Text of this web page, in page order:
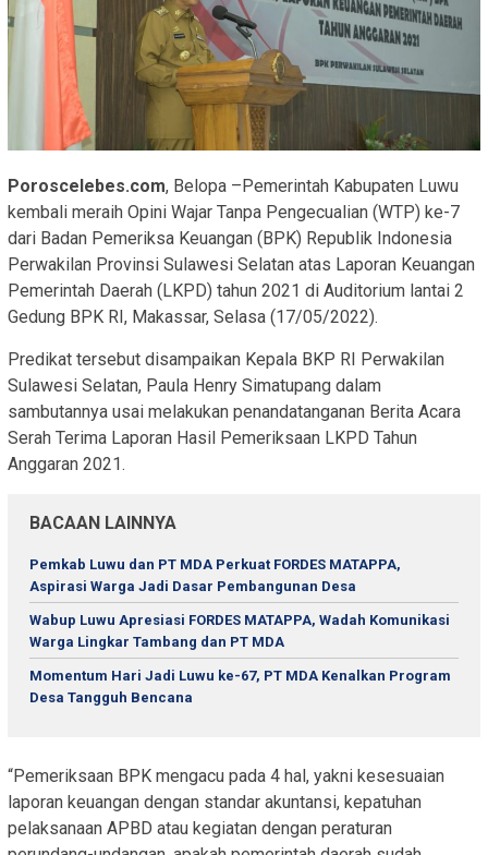
Poroscelebes.com, Belopa –Pemerintah Kabupaten Luwu
kembali meraih Opini Wajar Tanpa Pengecualian (WTP) ke-7
dari Badan Pemeriksa Keuangan (BPK) Republik Indonesia
Perwakilan Provinsi Sulawesi Selatan atas Laporan Keuangan
Pemerintah Daerah (LKPD) tahun 2021 di Auditorium lantai 2
Gedung BPK RI, Makassar, Selasa (17/05/2022).
Predikat tersebut disampaikan Kepala BKP RI Perwakilan
Sulawesi Selatan, Paula Henry Simatupang dalam
sambutannya usai melakukan penandatanganan Berita Acara
Serah Terima Laporan Hasil Pemeriksaan LKPD Tahun
Anggaran 2021.
BACAAN LAINNYA
Pemkab Luwu dan PT MDA Perkuat FORDES MATAPPA,
Aspirasi Warga Jadi Dasar Pembangunan Desa
Wabup Luwu Apresiasi FORDES MATAPPA, Wadah Komunikasi
Warga Lingkar Tambang dan PT MDA
Momentum Hari Jadi Luwu ke-67, PT MDA Kenalkan Program
Desa Tangguh Bencana
“Pemeriksaan BPK mengacu pada 4 hal, yakni kesesuaian
laporan keuangan dengan standar akuntansi, kepatuhan
pelaksanaan APBD atau kegiatan dengan peraturan